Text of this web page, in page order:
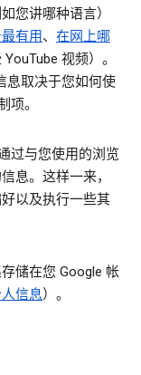
您讲哪种语言）
有用、 在网上哪
视频）。
息取决于您如何使
项。
过与您使用的浏览
息。这样一来，
以及执行一些其
储在您 Google 帐
信息）。